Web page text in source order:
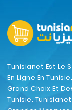
Tunisianet Est Le
En Ligne En
Grand Choix Et
Tunisie.